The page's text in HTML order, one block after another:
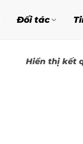
Đối tác
Hiển thị kết